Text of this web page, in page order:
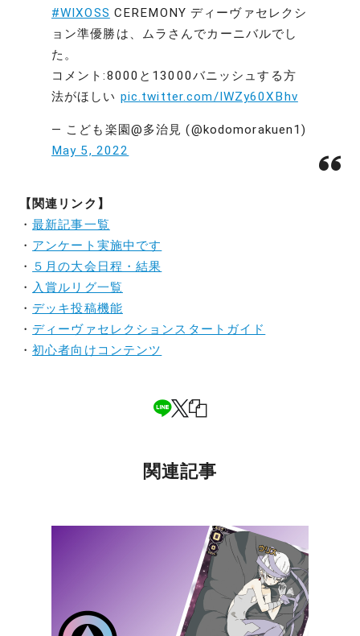
#WIXOSS CEREMONY ディーヴァセレクシ
ョン準優勝は、ムラさんでカーニバルでし
た。
コメント:8000と13000バニッシュする方
法がほしい pic.twitter.com/IWZy60XBhv
— こども楽園@多治見 (@kodomorakuen1)
May 5, 2022
【関連リンク】
・最新記事一覧
・ アンケート実施中です
・
５月の大会日程・結果
・ 入賞ルリグ一覧
・ デッキ投稿機能
・ ディーヴァセレクションスタートガイド
・初心者向けコンテンツ
関連記事